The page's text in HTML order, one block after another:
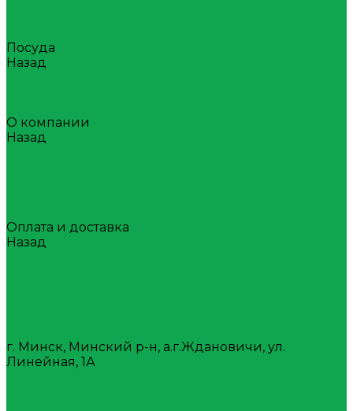
Посуда
Назад
О компании
Назад
Оплата и доставка
Назад
г. Минск, Минский р-н, а.г.Ждановичи, ул.
Линейная, 1А